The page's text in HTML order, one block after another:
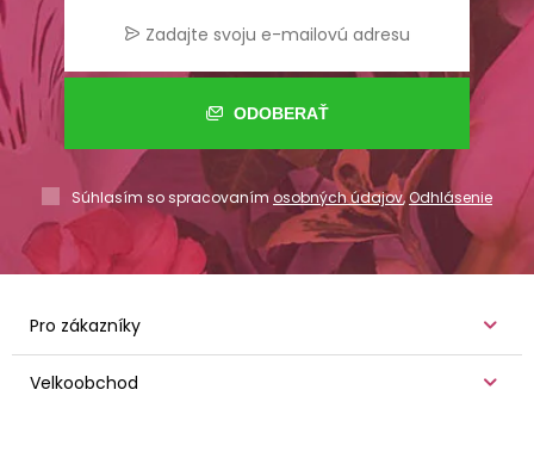
ODOBERAŤ
Súhlasím so spracovaním osobných údajov,Odhlásenie
Pro zákazníky
Velkoobchod